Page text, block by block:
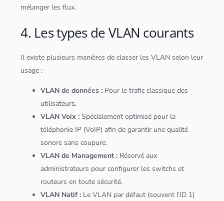
mélanger les flux.
4. Les types de VLAN courants
Il existe plusieurs manières de classer les VLAN selon leur
usage :
VLAN dedonnées : Pour le trafic classique des
utilisateurs.
VLAN Voix : Spécialement optimisé pour la
téléphonie IP (VoIP) afin de garantir une qualité
sonore sans coupure.
VLAN de Management : Réservé aux
administrateurs pour configurer les switchs et
routeurs en toute sécurité.
VLAN Natif : Le VLAN par défaut (souvent l’ID 1)